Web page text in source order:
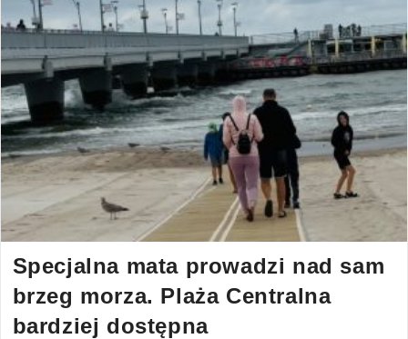
Specjalna mata prowadzi nad sam
brzeg morza. Plaża Centralna
bardziej dostępna